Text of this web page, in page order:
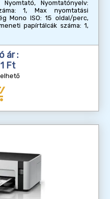
Nyomtató, Nyomtatónyelv:
1, Max nyomtatási
Mono ISO: 15 oldal/perc,
papírtálcák száma: 1,
ár :
Ft